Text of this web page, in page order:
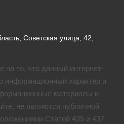
Советская улица, 42,
то, что данный интернет-
информационный характер и
материалы и
не являются публичной
Статей 435 и 437